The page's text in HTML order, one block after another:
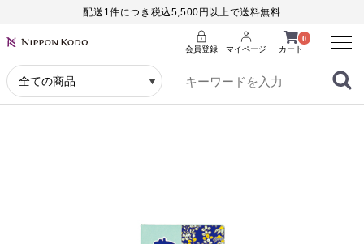
配送1件につき税込5,500円以上で送料無料
0
カート
会員登録 マイページ
Menu